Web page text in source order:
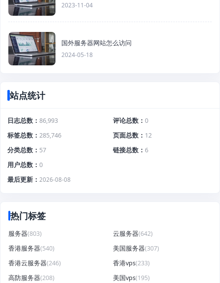
2023-11-04
国外服务器网站怎么访问
2024-05-18
站点统计
日志总数 86,993 评论总数
0
标签总数
285,746 页面总数
12
分类总数
57 链接总数
6
用户总数
0
最后更新
2026-08-08
热门标签
服务器(803) 云服务器(642)
香港服务器(540) 美国服务器(307)
香港云服务器(246) 香港vps(233)
高防服务器(208) 美国vps(195)